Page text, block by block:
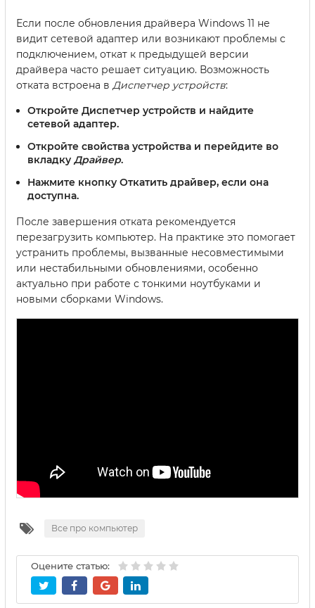
Если после обновления драйвера Windows 11 не
видит сетевой адаптер или возникают проблемы с
подключением, откат к предыдущей версии
драйвера часто решает ситуацию. Возможность
отката встроена в Диспетчер устройств:
Откройте Диспетчер устройств и найдите
сетевой адаптер.
Откройте свойства устройства и перейдите во
вкладку Драйвер.
Нажмите кнопку Откатить драйвер, если она
доступна.
После завершения отката рекомендуется
перезагрузить компьютер. На практике это помогает
устранить проблемы, вызванные несовместимыми
или нестабильными обновлениями, особенно
актуально при работе с тонкими ноутбуками и
новыми сборками Windows.
Все про компьютер
Оцените статью: